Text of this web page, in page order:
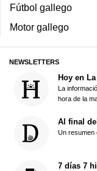
Fútbol gallego
Motor gallego
NEWSLETTERS
Hoy en
La
hora de la
Al final
Un resumen
7 días 7